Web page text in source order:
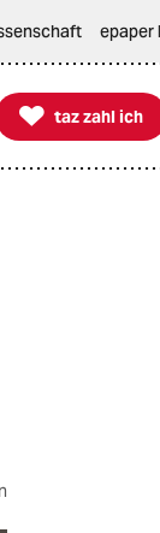
epaper

taz zahl ich
taz zahl ich